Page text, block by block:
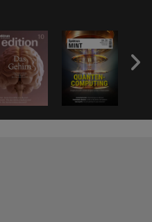
von der University of
schreibt
Weg von Orten, die
entfernt liegen, zu den